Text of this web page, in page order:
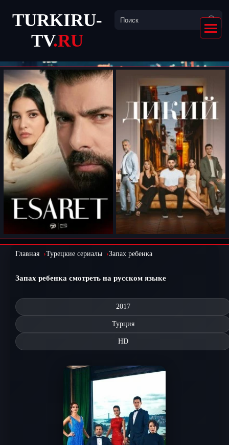
TURKIRU-
TV.RU
Главная Турецкие сериалы Запах ребенка
Запах ребенка смотреть на русском языке
2017
Турция
HD